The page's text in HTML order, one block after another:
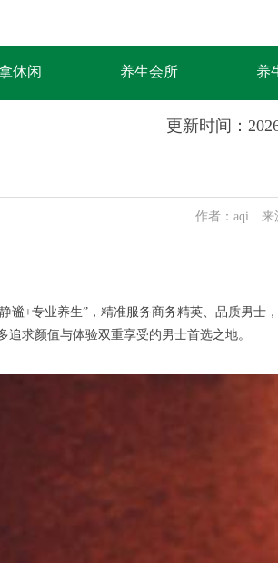
休闲 养生会所 养
更新时间：
作者：aqi 来
+专业养生”，精准服务商务精英、品质男士
追求颜值与体验双重享受的男士首选之地。